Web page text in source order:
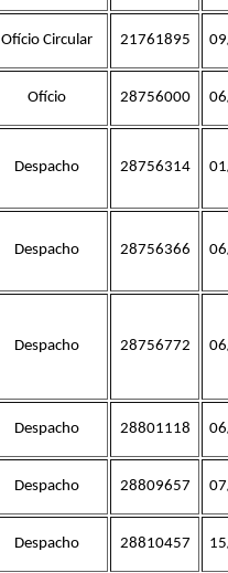
Ofício Circular 21761895
Ofício 28756000
Despacho 28756314
Despacho 28756366
Despacho 28756772
Despacho 28801118
Despacho 28809657
Despacho 28810457